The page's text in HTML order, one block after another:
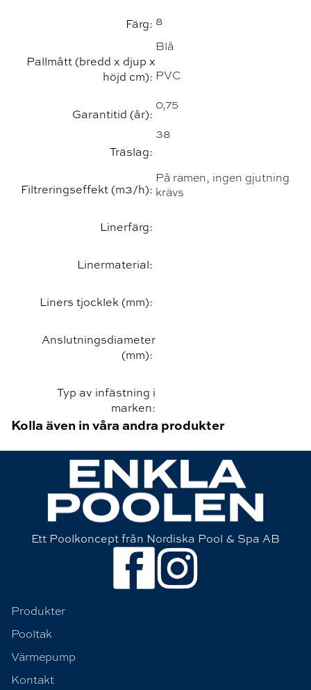
Färg:
Pallmått (bredd x djup x
höjd cm):
Garantitid (år):
Träslag:
Filtreringseffekt (m3/h):
Linerfärg:
Linermaterial:
Liners tjocklek (mm):
Anslutningsdiameter
(mm):
Typ av infästning i
marken:
8
Blå
PVC
0,75
38
På ramen, ingen gjutning
krävs
Kolla även in våra andra produkter
Ett Poolkoncept från Nordiska Pool & Spa AB
Produkter
Pooltak
Värmepump
Kontakt